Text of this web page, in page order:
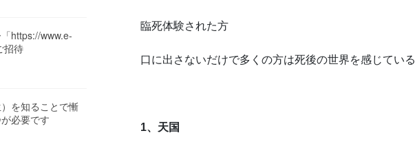
臨死体験された方
口に出さないだけで多くの方は死後の世界を感じてい
1、天国
「https://www.e-
招待
を知ることで慚
必要です